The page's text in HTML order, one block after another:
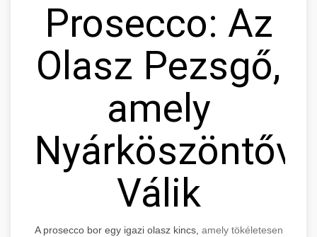
Prosecco: Az
Olasz Pezsgő,
amely
Nyárköszöntővé
Válik
A prosecco bor egy igazi olasz kincs, amely tökéletesen